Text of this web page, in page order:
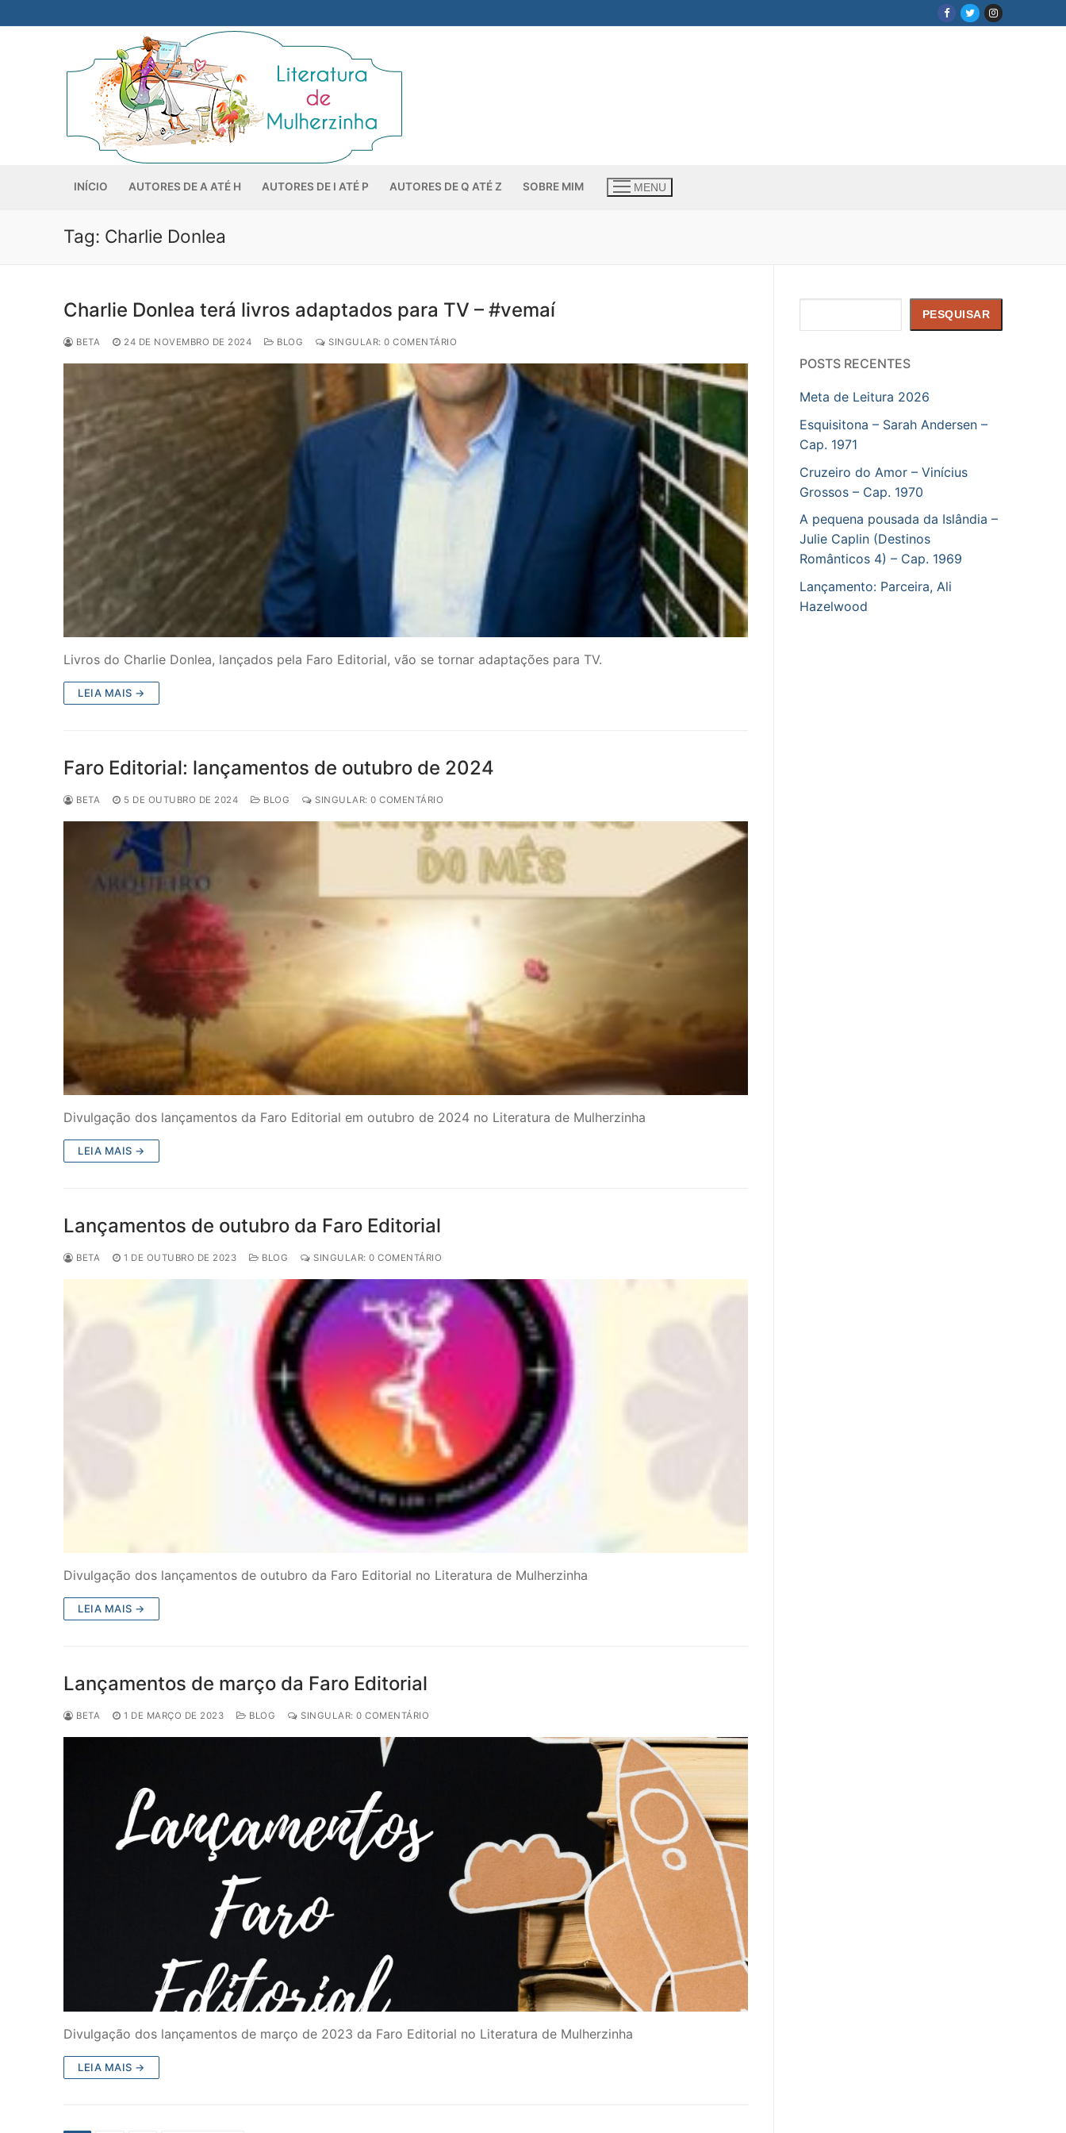
para
INÍCIO AUTORES DE A ATÉ H AUTORES DE I ATÉ P AUTORES DE Q ATÉ Z SOBRE MIM MENU
Tag: Charlie Donlea
Charlie Donlea terá livros adaptados para TV – #vemaí
BETA 24 DE NOVEMBRO DE 2024 BLOG SINGULAR: 0 COMENTÁRIO
Livros do Charlie Donlea, lançados pela Faro Editorial, vão se tornar adaptações para TV.
LEIA MAIS →
Faro Editorial: lançamentos de outubro de 2024
BETA 5 DE OUTUBRO DE 2024 BLOG SINGULAR: 0 COMENTÁRIO
Divulgação dos lançamentos da Faro Editorial em outubro de 2024 no Literatura de Mulherzinha
LEIA MAIS →
Lançamentos de outubro da Faro Editorial
BETA 1 DE OUTUBRO DE 2023 BLOG SINGULAR: 0 COMENTÁRIO
Divulgação dos lançamentos de outubro da Faro Editorial no Literatura de Mulherzinha
LEIA MAIS →
Lançamentos de março da Faro Editorial
BETA 1 DE MARÇO DE 2023 BLOG SINGULAR: 0 COMENTÁRIO
Divulgação dos lançamentos de março de 2023 da Faro Editorial no Literatura de Mulherzinha
LEIA MAIS →
PESQUISAR
POSTS RECENTES
Meta de Leitura 2026
Esquisitona – Sarah Andersen –
Cap. 1971
Cruzeiro do Amor – Vinícius
Grossos – Cap. 1970
A pequena pousada da Islândia –
Julie Caplin (Destinos
Românticos 4) – Cap. 1969
Lançamento: Parceira, Ali
Hazelwood